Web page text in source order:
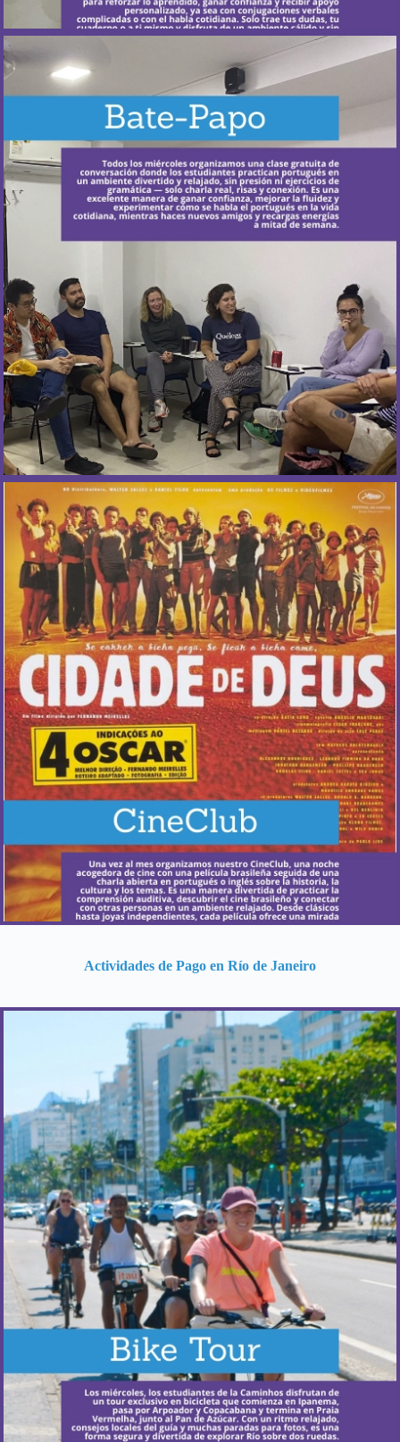
¿Cuándo ocurre?
Todos los miércoles – sesión gratuita de tutoría sin
Más Información
¿Cuándo ocurre?
Todos los miércoles – clase semanal gratuita de
conversación.
Más Información
Actividades de Pago en Río de Janeiro
¿Cuándo ocurre?
Realizamos el tour los jueves, alternando
semanalmente entre el Bike Tour y el Favela Tour.
Más Información